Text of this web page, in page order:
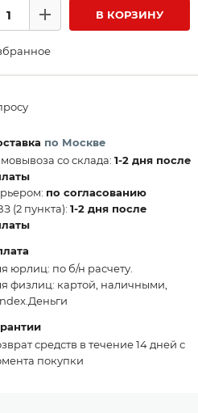
товаров
Плюс В КОРЗИНУ
по Москве
со склада: 1-2 дня после
по согласованию
(2 пункта): 1-2 дня после
юрлиц: по б/н расчету.
физлиц: картой, наличными,
средств в течение 14 дней с
покупки